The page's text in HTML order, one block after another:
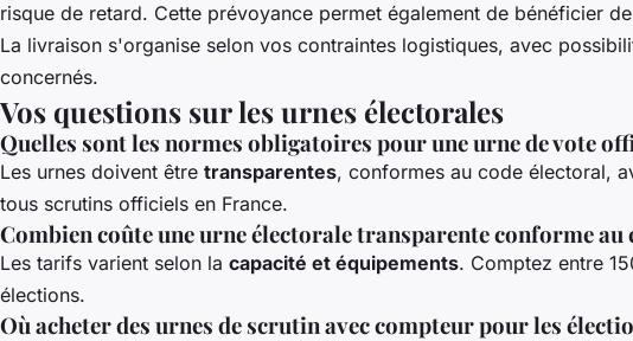
risque de retard. Cette prévoyance permet également de bénéficier
La livraison s'organise selon vos contraintes logistiques, avec
concernés.
Vos questions sur les urnes électorales
Quelles sont les normes obligatoires pour une urne de vote
Les urnes doivent être transparentes, conformes au code électoral,
tous scrutins officiels en France.
Combien coûte une urne électorale transparente conforme au
Les tarifs varient selon la capacité et équipements. Comptez entre
élections.
Où acheter des urnes de scrutin avec compteur pour les